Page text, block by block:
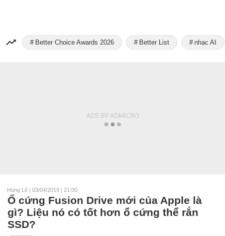
Better Choice Awards 2026 Better List nhạc AI
Hùng Lê | 03/04/2019 | 21:00
Ổ cứng Fusion Drive mới của Apple là
gì? Liệu nó có tốt hơn ổ cứng thể rắn
SSD?